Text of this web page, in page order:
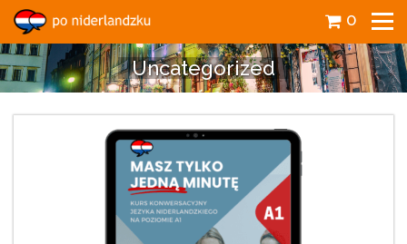
0
Uncategorized